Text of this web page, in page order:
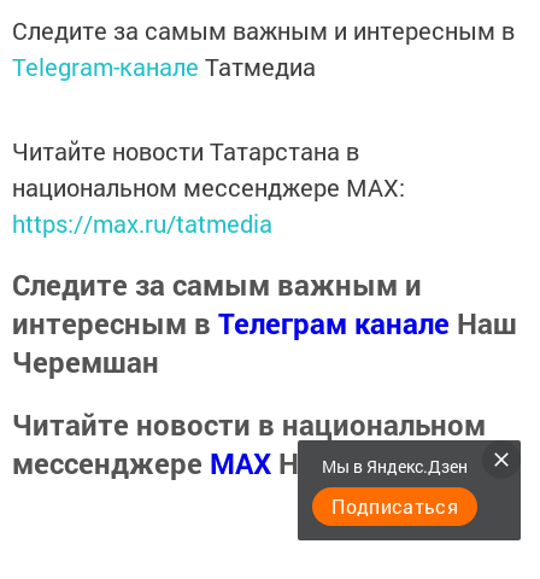
Следите за самым важным и интересным в
Telegram-канале Татмедиа
Читайте новости Татарстана в
национальном мессенджере MАХ:
https://max.ru/tatmedia
Следите за самым важным и
интересным в Телеграм канале Наш
Черемшан
Читайте новости в национальном
мессенджере MАХ Наш Черемшан
Мы в Яндекс.Дзен
Подписаться